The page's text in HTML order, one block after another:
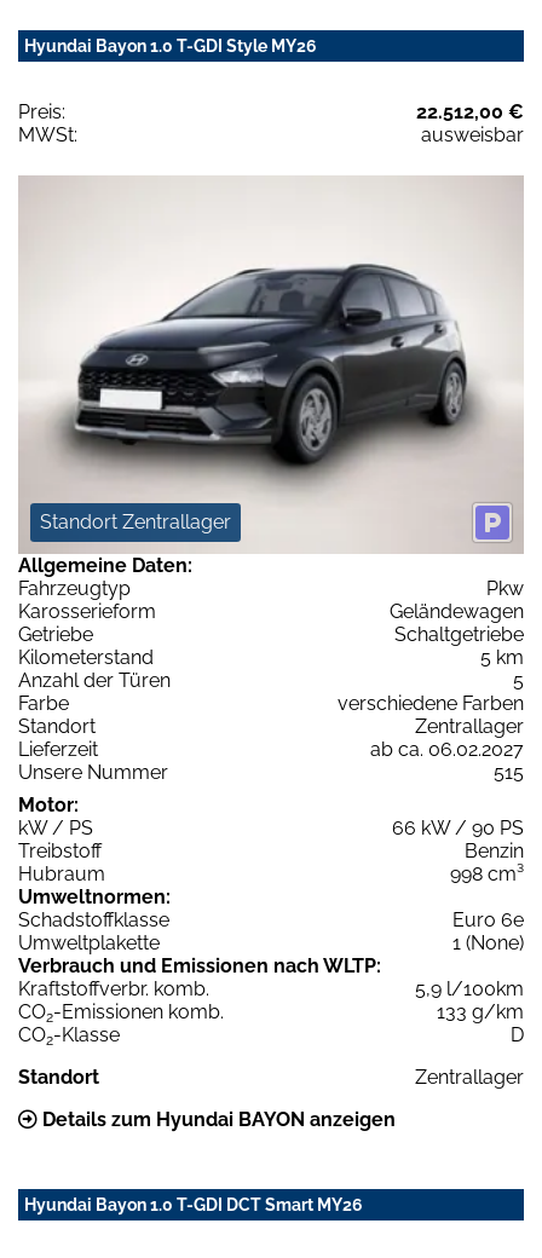
Hyundai Bayon 1.0 T-GDI Style MY26
Preis:
22.512,00 €
MWSt:
ausweisbar
Standort Zentrallager
Allgemeine Daten:
Fahrzeugtyp
Pkw
Karosserieform
Geländewagen
Getriebe
Schaltgetriebe
Kilometerstand
5 km
Anzahl der Türen
5
Farbe
verschiedene Farben
Standort
Zentrallager
Lieferzeit
ab ca. 06.02.2027
Unsere Nummer
515
Motor:
kW / PS
66 kW / 90 PS
Treibstoff
Benzin
Hubraum
998 cm³
Umweltnormen:
Schadstoffklasse
Euro 6e
Umweltplakette
1 (None)
Verbrauch und Emissionen nach WLTP:
Kraftstoffverbr. komb.
5,9 l/100km
CO2-Emissionen komb.
133 g/km
CO2-Klasse
D
Standort
Zentrallager
Details zum Hyundai BAYON anzeigen
Hyundai Bayon 1.0 T-GDI DCT Smart MY26